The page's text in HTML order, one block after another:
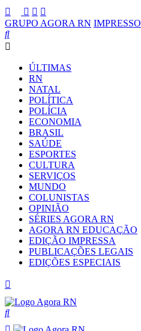
GRUPO AGORA RN IMPRESSO
ÚLTIMAS
RN
NATAL
POLÍTICA
POLÍCIA
ECONOMIA
BRASIL
SAÚDE
ESPORTES
CULTURA
SERVIÇOS
MUNDO
COLUNISTAS
OPINIÃO
SÉRIES AGORA RN
AGORA RN EDUCAÇÃO
EDIÇÃO IMPRESSA
PUBLICAÇÕES LEGAIS
EDIÇÕES ESPECIAIS